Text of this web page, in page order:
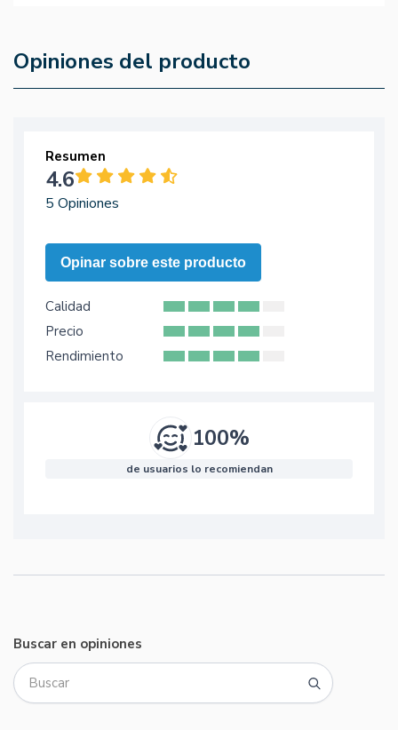
Opiniones del producto
Resumen
4.6
5 Opiniones
Opinar sobre este producto
Calidad
Precio
Rendimiento
100%
de usuarios lo recomiendan
Buscar en opiniones